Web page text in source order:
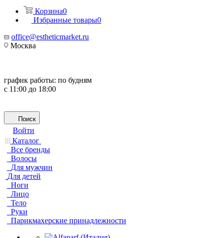
Корзина0
Избранные товары0
office@estheticmarket.ru
Москва
график работы: по будням
с 11:00 до 18:00
Поиск
Войти
Каталог
Все бренды
Волосы
Для мужчин
Для детей
Ноги
Лицо
Тело
Руки
Парикмахерские принадлежности